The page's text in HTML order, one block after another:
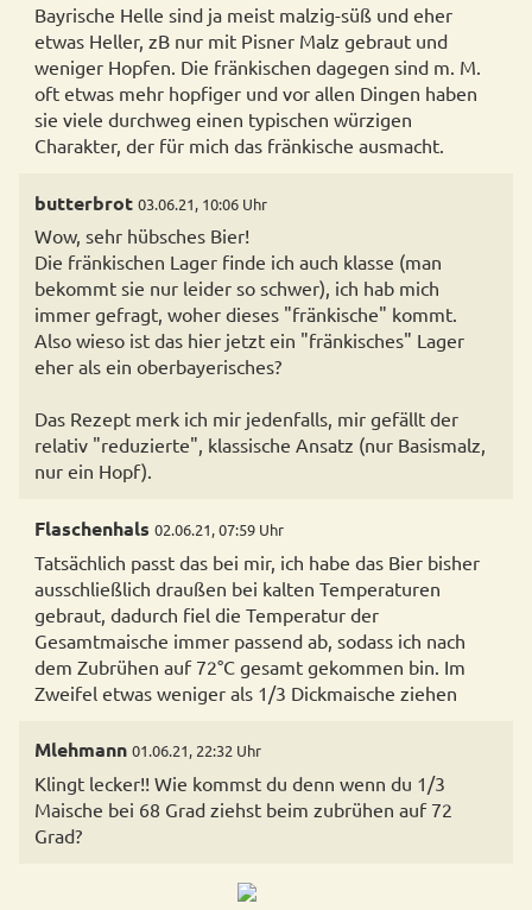
Bayrische Helle sind ja meist malzig-süß und eher
etwas Heller, zB nur mit Pisner Malz gebraut und
weniger Hopfen. Die fränkischen dagegen sind m. M.
oft etwas mehr hopfiger und vor allen Dingen haben
sie viele durchweg einen typischen würzigen
Charakter, der für mich das fränkische ausmacht.
butterbrot 03.06.21, 10:06 Uhr
Wow, sehr hübsches Bier!
Die fränkischen Lager finde ich auch klasse (man
bekommt sie nur leider so schwer), ich hab mich
immer gefragt, woher dieses "fränkische" kommt.
Also wieso ist das hier jetzt ein "fränkisches" Lager
eher als ein oberbayerisches?
Das Rezept merk ich mir jedenfalls, mir gefällt der
relativ "reduzierte", klassische Ansatz (nur Basismalz,
nur ein Hopf).
Flaschenhals 02.06.21, 07:59 Uhr
Tatsächlich passt das bei mir, ich habe das Bier bisher
ausschließlich draußen bei kalten Temperaturen
gebraut, dadurch fiel die Temperatur der
Gesamtmaische immer passend ab, sodass ich nach
dem Zubrühen auf 72°C gesamt gekommen bin. Im
Zweifel etwas weniger als 1/3 Dickmaische ziehen
Mlehmann 01.06.21, 22:32 Uhr
Klingt lecker!! Wie kommst du denn wenn du 1/3
Maische bei 68 Grad ziehst beim zubrühen auf 72
Grad?